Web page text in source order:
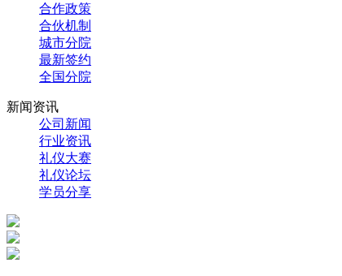
合作政策
合伙机制
城市分院
最新签约
全国分院
新闻资讯
公司新闻
行业资讯
礼仪大赛
礼仪论坛
学员分享